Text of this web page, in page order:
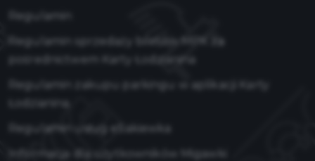
Regulamin
Regulamin sprzedaży biletów MPK za
pośrednictwem Karty Łodzianina
Regulamin zakupu parkingu w aplikacji Karty
Łodzianina
Regulamin usług eSakiewka
Informacja dla użytkowników Migawki